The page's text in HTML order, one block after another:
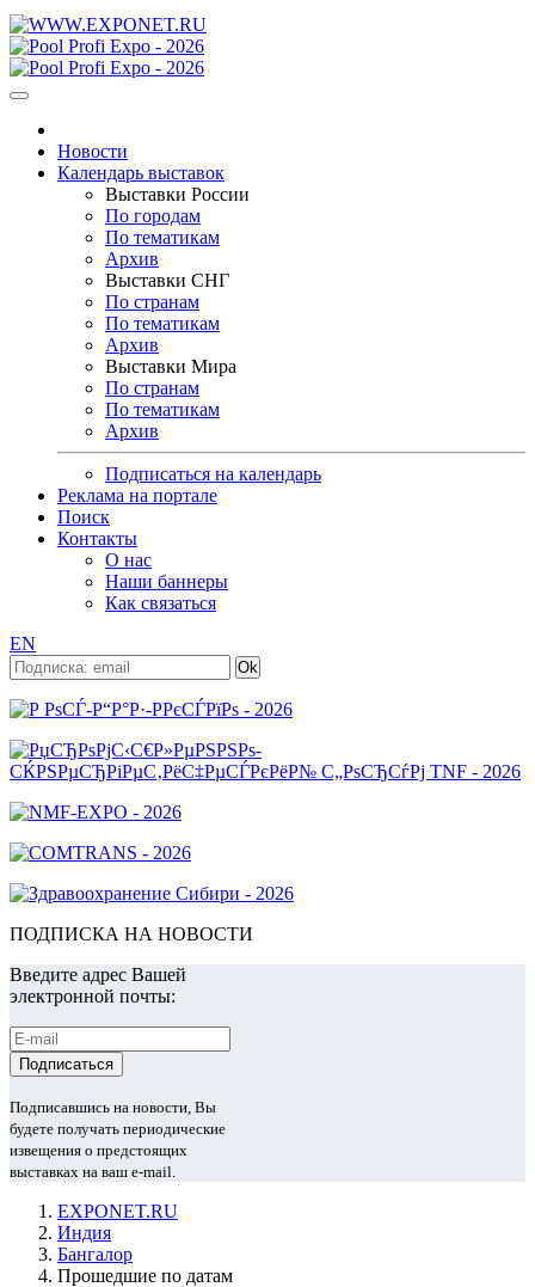
Новости
Календарь выставок
Выставки России
По городам
По тематикам
Архив
Выставки СНГ
По странам
По тематикам
Архив
Выставки Мира
По странам
По тематикам
Архив
Подписаться на календарь
Реклама на портале
Поиск
Контакты
О нас
Наши баннеры
Как связаться
EN
ПОДПИСКА НА НОВОСТИ
Введите адрес Вашей
электронной почты:
Подписавшись на новости, Вы
будете получать периодические
извещения о предстоящих
выставках на ваш e-mail.
EXPONET.RU
Индия
Бангалор
Прошедшие по датам